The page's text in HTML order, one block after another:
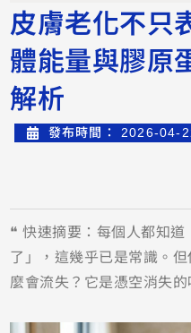
皮膚老化不只
體能量與膠原
解析
發布時間： 2026-04-
❝ 快速摘要：每個人都知
了」，這幾乎已是常識。
麼會流失？它是憑空消失的